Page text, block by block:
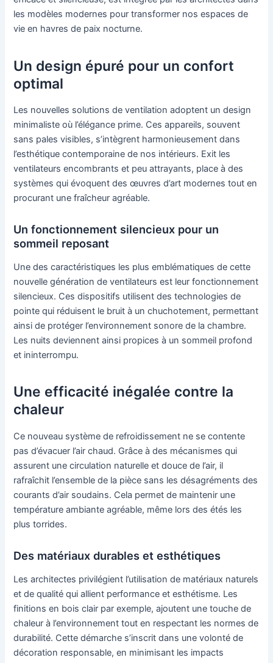
les modèles modernes pour transformer nos espaces de
vie en havres de paix nocturne.
Un design épuré pour un confort
optimal
Les nouvelles solutions de ventilation adoptent un design
minimaliste où l’élégance prime. Ces appareils, souvent
sans pales visibles, s’intègrent harmonieusement dans
l’esthétique contemporaine de nos intérieurs. Exit les
ventilateurs encombrants et peu attrayants, place à des
systèmes qui évoquent des œuvres d’art modernes tout en
procurant une fraîcheur agréable.
Un fonctionnement silencieux pour un
sommeil reposant
Une des caractéristiques les plus emblématiques de cette
nouvelle génération de ventilateurs est leur fonctionnement
silencieux. Ces dispositifs utilisent des technologies de
pointe qui réduisent le bruit à un chuchotement, permettant
ainsi de protéger l’environnement sonore de la chambre.
Les nuits deviennent ainsi propices à un sommeil profond
et ininterrompu.
Une efficacité inégalée contre la
chaleur
Ce nouveau système de refroidissement ne se contente
pas d’évacuer l’air chaud. Grâce à des mécanismes qui
assurent une circulation naturelle et douce de l’air, il
rafraîchit l’ensemble de la pièce sans les désagréments des
courants d’air soudains. Cela permet de maintenir une
température ambiante agréable, même lors des étés les
plus torrides.
Des matériaux durables et esthétiques
Les architectes privilégient l’utilisation de matériaux naturels
et de qualité qui allient performance et esthétisme. Les
finitions en bois clair par exemple, ajoutent une touche de
chaleur à l’environnement tout en respectant les normes de
durabilité. Cette démarche s’inscrit dans une volonté de
décoration responsable, en minimisant les impacts